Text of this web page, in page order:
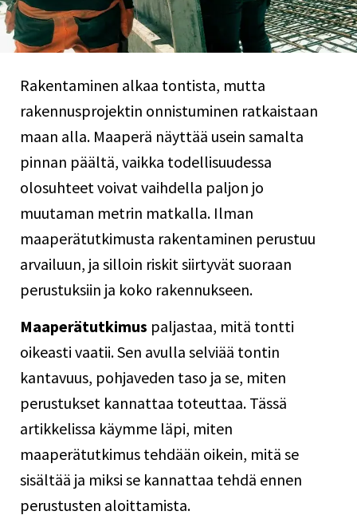
Rakentaminen alkaa tontista, mutta
rakennusprojektin onnistuminen ratkaistaan
maan alla. Maaperä näyttää usein samalta
pinnan päältä, vaikka todellisuudessa
olosuhteet voivat vaihdella paljon jo
muutaman metrin matkalla. Ilman
maaperätutkimusta rakentaminen perustuu
arvailuun, ja silloin riskit siirtyvät suoraan
perustuksiin ja koko rakennukseen.
Maaperätutkimus paljastaa, mitä tontti
oikeasti vaatii. Sen avulla selviää tontin
kantavuus, pohjaveden taso ja se, miten
perustukset kannattaa toteuttaa. Tässä
artikkelissa käymme läpi, miten
maaperätutkimus tehdään oikein, mitä se
sisältää ja miksi se kannattaa tehdä ennen
perustusten aloittamista.